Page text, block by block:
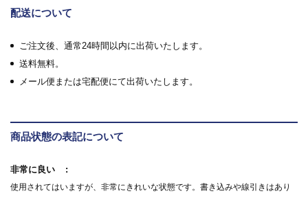
配送について
ご注文後、通常24時間以内に出荷いたします。
送料無料。
メール便または宅配便にて出荷いたします。
商品状態の表記について
非常に良い
使用されてはいますが、非常にきれいな状態です。書き込みや線引きはあり